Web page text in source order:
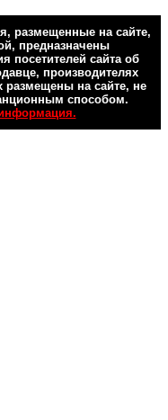
размещенные на сайте,
предназначены
посетителей сайта об
производителях
размещены на сайте, не
способом.